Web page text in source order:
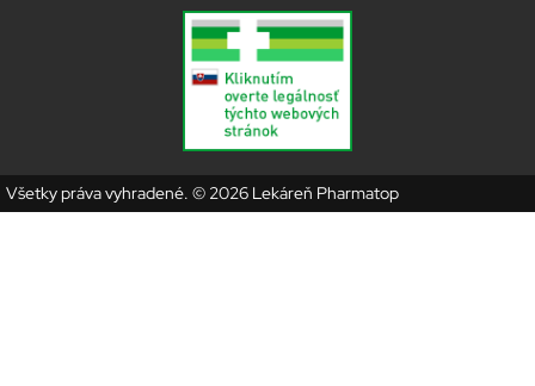
Všetky práva vyhradené. © 2026 Lekáreň Pharmatop